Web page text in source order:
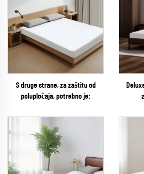
S druge strane, za zaštitu od
polupločaja, potrebno je: